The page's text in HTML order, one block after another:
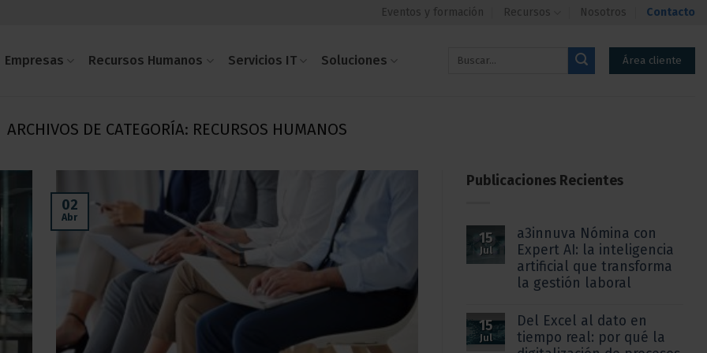
Eventos y formación Recursos Nosotros Contacto
Empresas Recursos Humanos Servicios IT Soluciones Área cliente
ARCHIVOS DE CATEGORÍA: RECURSOS HUMANOS
02
Abr
Publicaciones Recientes
15
Jul
a3innuva Nómina con
Expert AI: la inteligencia
artificial que transforma
la gestión laboral
15
Jul
Del Excel al dato en
tiempo real: por qué la